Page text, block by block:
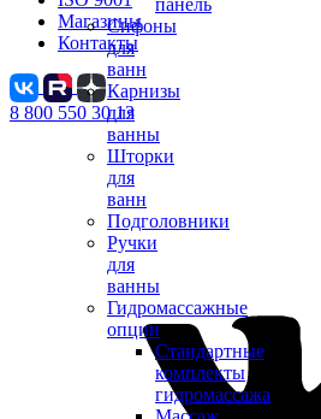
панель
Сифоны
для
ванн
Карнизы
для
ванны
Шторки
для
ванн
Подголовники
Ручки
для
ванны
Гидромассажные
опции
Стандартные
комплекты
гидромассажа
Магазины
Контакты
8 800 550 30 13